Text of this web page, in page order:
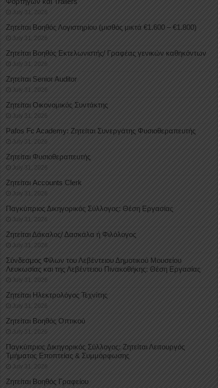
July 31, 2026
Ζητείται Βοηθός Λογιστηρίου (μισθός μικτά €1.600 – €1.800)
July 31, 2026
Ζητείται Βοηθός Εκτελωνιστής/ Γραφέας γενικών καθηκόντων
July 31, 2026
Ζητείται Senior Auditor
July 31, 2026
Ζητείται Οικονομικός Συντάκτης
July 31, 2026
Pafos Fc Academy: Ζητείται Συνεργάτης Φυσιοθεραπευτής
July 31, 2026
Ζητείται Φυσιοθεραπευτής
July 31, 2026
Ζητείται Accounts Clerk
July 31, 2026
Παγκύπριος Δικηγορικός Σύλλογος: Θέση Εργασίας
July 31, 2026
Ζητείται Δάκαλος/ Δασκάλα ή Φιλόλογος
July 31, 2026
Σύνδεσμος Φίλων του Λεβέντειου Δημοτικού Μουσείου
Λευκωσίας και της Λεβέντειου Πινακοθήκης: Θέση Εργασίας
July 31, 2026
Ζητείται Ηλεκτρολόγος Τεχνίτης
July 31, 2026
Ζητείται Βοηθός Οπτικού
July 31, 2026
Παγκύπριος Δικηγορικός Σύλλογος: Ζητείται Λειτουργός
Τμήματος Εποπτείας & Συμμόρφωσης
July 31, 2026
Ζητείται Βοηθός Γραφείου